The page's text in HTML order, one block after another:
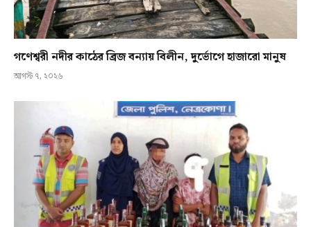
গণেশ্বরী নদীর কাঠের ব্রিজ বন্যায় বিলীন, দুর্ভোগে হাজারো মানুষ
আগস্ট ৭, ২০২৬